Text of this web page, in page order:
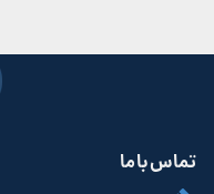
تماس با ما